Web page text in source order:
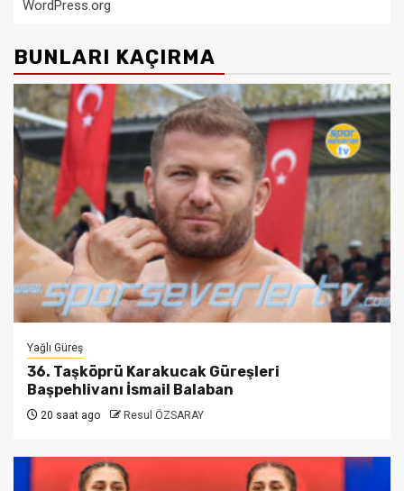
WordPress.org
BUNLARI KAÇIRMA
Yağlı Güreş
36. Taşköprü Karakucak Güreşleri
Başpehlivanı İsmail Balaban
20 saat ago Resul ÖZSARAY